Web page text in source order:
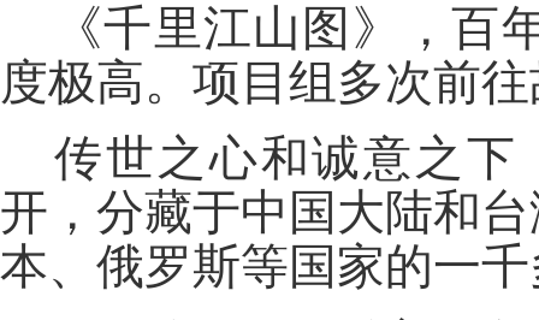
《千里江山图》，
度极高。项目组多次前
传世之心和诚意之下
开，分藏于中国大陆和
本、俄罗斯等国家的一